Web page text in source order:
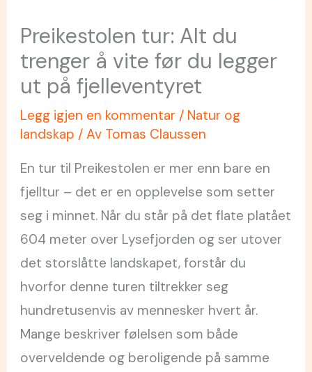
Preikestolen tur: Alt du
trenger å vite før du legger
ut på fjelleventyret
Legg igjen en kommentar / Natur og
landskap / Av Tomas Claussen
En tur til Preikestolen er mer enn bare en
fjelltur – det er en opplevelse som setter
seg i minnet. Når du står på det flate platået
604 meter over Lysefjorden og ser utover
det storslåtte landskapet, forstår du
hvorfor denne turen tiltrekker seg
hundretusenvis av mennesker hvert år.
Mange beskriver følelsen som både
overveldende og beroligende på samme